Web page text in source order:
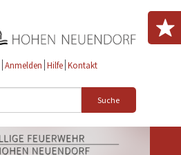
Anmelden Hilfe Kontakt
Suche